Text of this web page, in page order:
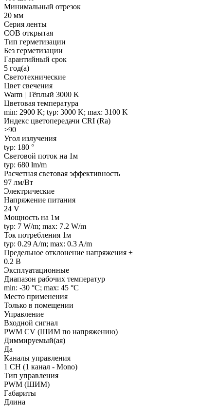
Минимальный отрезок
20 мм
Серия ленты
COB открытая
Тип герметизации
Без герметизации
Гарантийный срок
5 год(а)
Светотехнические
Цвет свечения
Warm | Тёплый 3000 K
Цветовая температура
min: 2900 K; typ: 3000 K; max: 3100 K
Индекс цветопередачи CRI (Ra)
>90
Угол излучения
typ: 180 °
Световой поток на 1м
typ: 680 lm/m
Расчетная световая эффективность
97 лм/Вт
Электрические
Напряжение питания
24 V
Мощность на 1м
typ: 7 W/m; max: 7.2 W/m
Ток потребления 1м
typ: 0.29 A/m; max: 0.3 A/m
Предельное отклонение напряжения ±
0.2 В
Эксплуатационные
Диапазон рабочих температур
min: -30 °C; max: 45 °C
Место применения
Только в помещении
Управление
Входной сигнал
PWM СV (ШИМ по напряжению)
Диммируемый(ая)
Да
Каналы управления
1 CH (1 канал - Mono)
Тип управления
PWM (ШИМ)
Габариты
Длина